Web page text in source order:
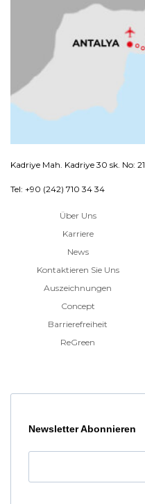
Kadriye Mah. Kadriye 30 sk. No:
Tel: +90 (242) 710 34 34
Über Uns
Karriere
News
Kontaktieren Sie Uns
Auszeichnungen
Concept
Barrierefreiheit
ReGreen
Newsletter Abonnieren